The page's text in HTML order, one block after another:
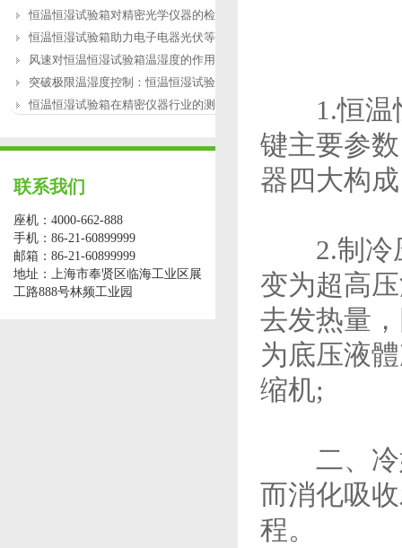
恒温恒湿试验箱对精密光学仪器的检测作
恒温恒湿试验箱助力电子电器光伏等行业
风速对恒温恒湿试验箱温湿度的作用
突破极限温湿度控制：恒温恒湿试验箱的
恒温恒湿试验箱在精密仪器行业的测试应
联系我们
座机：4000-662-888
手机：86-21-60899999
邮箱：86-21-60899999
地址：上海市奉贤区临海工业区展
工路888号林频工业园
1.恒温恒
键主要参
器四大构成
2.制冷压
变为超高
去发热量
为底压液
缩机;
二、冷媒
而消化吸
程。